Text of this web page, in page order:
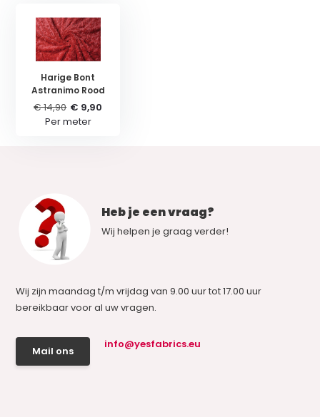
Harige Bont
Astranimo Rood
€ 14,90 € 9,90
Per meter
Heb je een vraag?
Wij helpen je graag verder!
Wij zijn maandag t/m vrijdag van 9.00 uur tot 17.00 uur
bereikbaar voor al uw vragen.
Mail ons
info@yesfabrics.eu